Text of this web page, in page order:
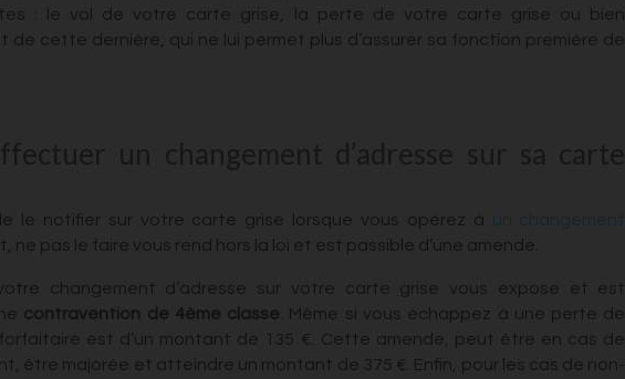
: le vol de votre carte grise, la perte de votre carte grise ou bien
de cette dernière, qui ne lui permet plus d’assurer sa fonction première de
le notifier sur votre carte grise lorsque vous opérez à
ne pas le faire vous rend hors la loi et est passible d’une amende.
changement d’adresse sur votre carte grise vous expose et est
contravention de 4ème classe . Même si vous échappez à une perte de
est d’un montant de 135 €. Cette amende, peut être en cas de
être majorée et atteindre un montant de 375 €. Enfin, pour les cas de non-